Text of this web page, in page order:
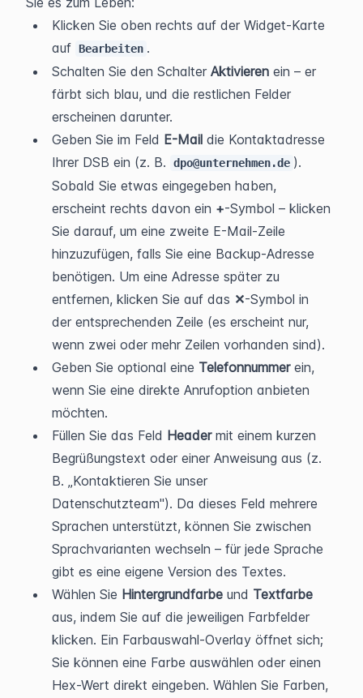
Klicken Sie oben rechts auf der Widget-Karte
auf Bearbeiten .
Schalten Sie den Schalter Aktivieren ein – er
färbt sich blau, und die restlichen Felder
erscheinen darunter.
Geben Sie im Feld E-Mail die Kontaktadresse
Ihrer DSB ein (z. B.
dpo@unternehmen.de ).
Sobald Sie etwas eingegeben haben,
erscheint rechts davon ein +-Symbol – klicken
Sie darauf, um eine zweite E-Mail-Zeile
hinzuzufügen, falls Sie eine Backup-Adresse
benötigen. Um eine Adresse später zu
entfernen, klicken Sie auf das ✕-Symbol in
der entsprechenden Zeile (es erscheint nur,
wenn zwei oder mehr Zeilen vorhanden sind).
Geben Sie optional eine Telefonnummer ein,
wenn Sie eine direkte Anrufoption anbieten
möchten.
Füllen Sie das Feld Header mit einem kurzen
Begrüßungstext oder einer Anweisung aus (z.
B. „Kontaktieren Sie unser
Datenschutzteam"). Da dieses Feld mehrere
Sprachen unterstützt, können Sie zwischen
Sprachvarianten wechseln – für jede Sprache
gibt es eine eigene Version des Textes.
Wählen Sie Hintergrundfarbe und Textfarbe
aus, indem Sie auf die jeweiligen Farbfelder
klicken. Ein Farbauswahl-Overlay öffnet sich;
Sie können eine Farbe auswählen oder einen
Hex-Wert direkt eingeben. Wählen Sie Farben,